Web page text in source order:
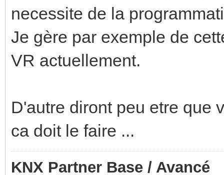
necessite de la
Je gère par exemple de
VR actuellement.
D'autre diront peu etre que
ca doit le faire ...
KNX Partner Base / Avancé